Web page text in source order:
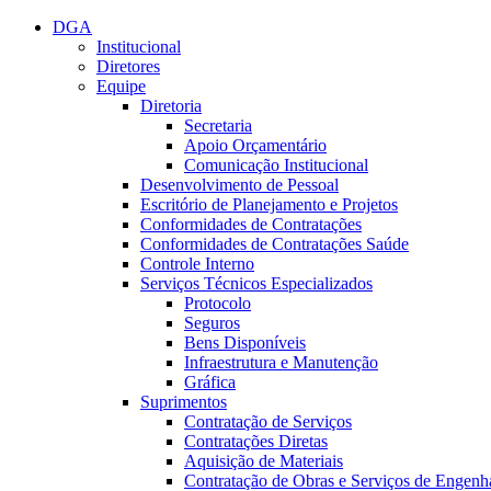
Conteúdo principal
DGA
Institucional
Diretores
Equipe
Diretoria
Secretaria
Apoio Orçamentário
Comunicação Institucional
Desenvolvimento de Pessoal
Escritório de Planejamento e Projetos
Conformidades de Contratações
Conformidades de Contratações Saúde
Controle Interno
Serviços Técnicos Especializados
Protocolo
Seguros
Bens Disponíveis
Infraestrutura e Manutenção
Gráfica
Suprimentos
Contratação de Serviços
Contratações Diretas
Aquisição de Materiais
Contratação de Obras e Serviços de